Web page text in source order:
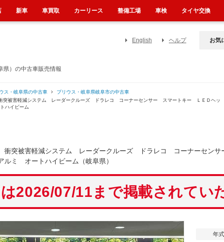
）の中古車販売情報
English ヘルプ お気
ス・岐阜県の中古車
プリウス・岐阜県岐阜市の中古車
被害軽減システム レーダークルーズ ドラレコ コーナーセンサー スマートキー ＬＥＤヘッ
ハイビーム
突被害軽減システム レーダークルーズ ドラレコ コーナーセン
ミ オートハイビーム（岐阜県）
2026/07/11まで掲載されてい
年式
新車 車買取 カーリース 整備工場 車検 タイヤ交換